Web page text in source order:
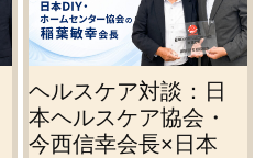
ヘルスケアインタビ
ュー／協励会の佐野
智会長に聞く